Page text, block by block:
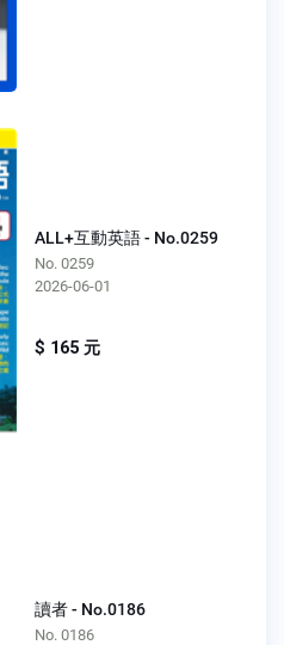
ALL+互動英語 - No.0259
No. 0259
2026-06-01
$ 165 元
讀者 - No.0186
No. 0186